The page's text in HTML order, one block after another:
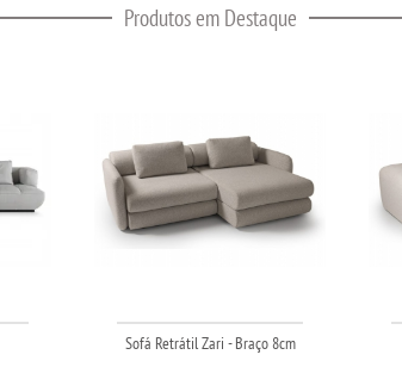
Produtos em Destaque
Sofá Retrátil Zari - Braço 8cm